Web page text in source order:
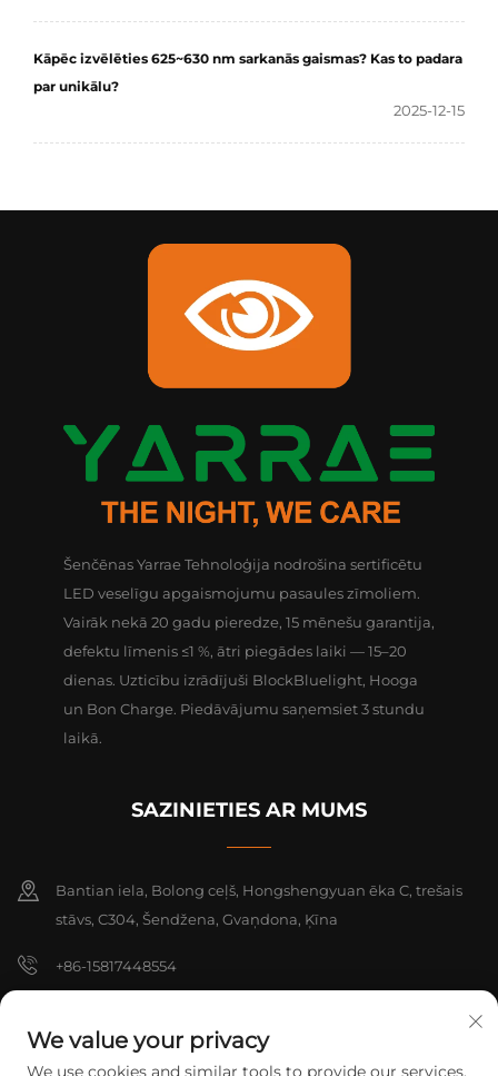
Kāpēc izvēlēties 625~630 nm sarkanās gaismas? Kas to padara
par unikālu?
2025-12-15
Šenčēnas Yarrae Tehnoloģija nodrošina sertificētu
LED veselīgu apgaismojumu pasaules zīmoliem.
Vairāk nekā 20 gadu pieredze, 15 mēnešu garantija,
defektu līmenis ≤1 %, ātri piegādes laiki — 15–20
dienas. Uzticību izrādījuši BlockBluelight, Hooga
un Bon Charge. Piedāvājumu saņemsiet 3 stundu
laikā.
SAZINIETIES AR MUMS
Bantian iela, Bolong ceļš, Hongshengyuan ēka C, trešais
stāvs, C304, Šendžena, Gvaņdona, Ķīna
+86-15817448554
We value your privacy
We use cookies and similar tools to provide our services.